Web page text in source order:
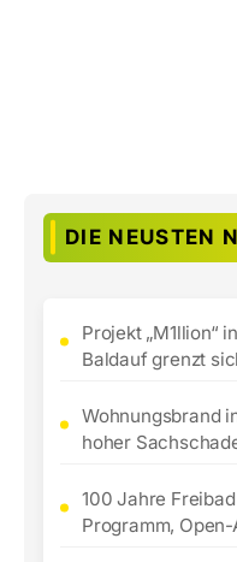
DIE NEUSTEN
Projekt „M1llion“
Baldauf grenzt
Wohnungsbrand
hoher
100 Jahre
Programm,